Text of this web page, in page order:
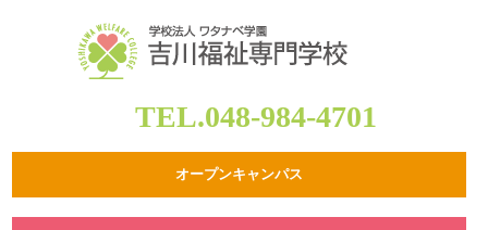
TEL.048-984-4701
オープンキャンパス